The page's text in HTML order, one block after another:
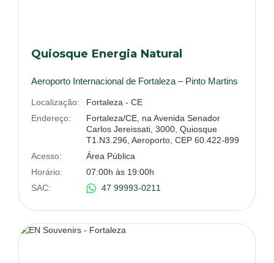
Quiosque Energia Natural
Aeroporto Internacional de Fortaleza – Pinto Martins
Localização:
Fortaleza - CE
Endereço:
Fortaleza/CE, na Avenida Senador
Carlos Jereissati, 3000, Quiosque
T1.N3.296, Aeroporto, CEP 60.422-899
Acesso:
Área Pública
Horário:
07:00h às 19:00h
SAC:
47 99993-0211